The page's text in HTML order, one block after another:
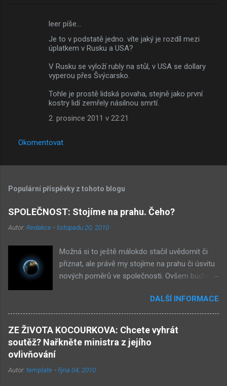
e
leer píše…
Je to v podstatě jedno. víte jaký je rozdíl mezi
úplatkem v Rusku a USA?
V Rusku se vyloží rubly na stůl, v USA se dollary
vyperou přes Švýcarsko.
Tohle je prostě lidská povaha, stejně jako první
kostry lidí zemřely násilnou smrtí.
2. prosince 2011 v 22:21
Okomentovat
Populární příspěvky z tohoto blogu
SPOLEČNOST: Stojíme na prahu. Čeho?
Autor: Redakce -listopadu 20, 2010
Možná si to ještě málokdo stačil uvědomit či
přiznat, ale právě my stojíme na prahu či úsvitu
nových poměrů ve společnosti. Ovšem buďme
Novými poměry ve společnosti myslím
přiklonění se s některé z nám již historicky
známých situací. Přiznejme si to otevřeně – je
to buď nová forma demokracie, anebo
nacismus. Těžko si někdo z nás mohl
společnosti stále větší vliv – v každém městě již
DALŠÍ INFORMACE
ZE ŽIVOTA KOCOURKOVA: Chcete vyhrát
soutěž? Nařkněte ministra z jejího
ovlivňování
Autor: template -října 04, 2010